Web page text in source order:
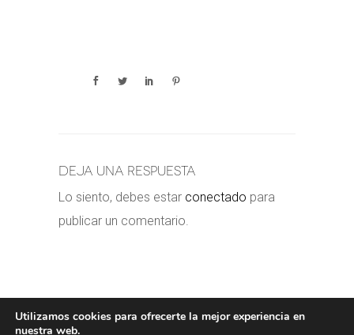
Deja una respuesta
Lo siento, debes estar conectado para
publicar un comentario.
Utilizamos cookies para ofrecerte la mejor experiencia en
nuestra web.